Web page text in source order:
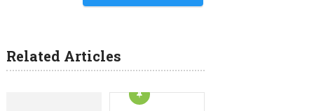
Related Articles